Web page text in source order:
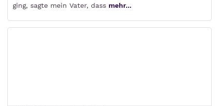
ging, sagte mein Vater, dass mehr...